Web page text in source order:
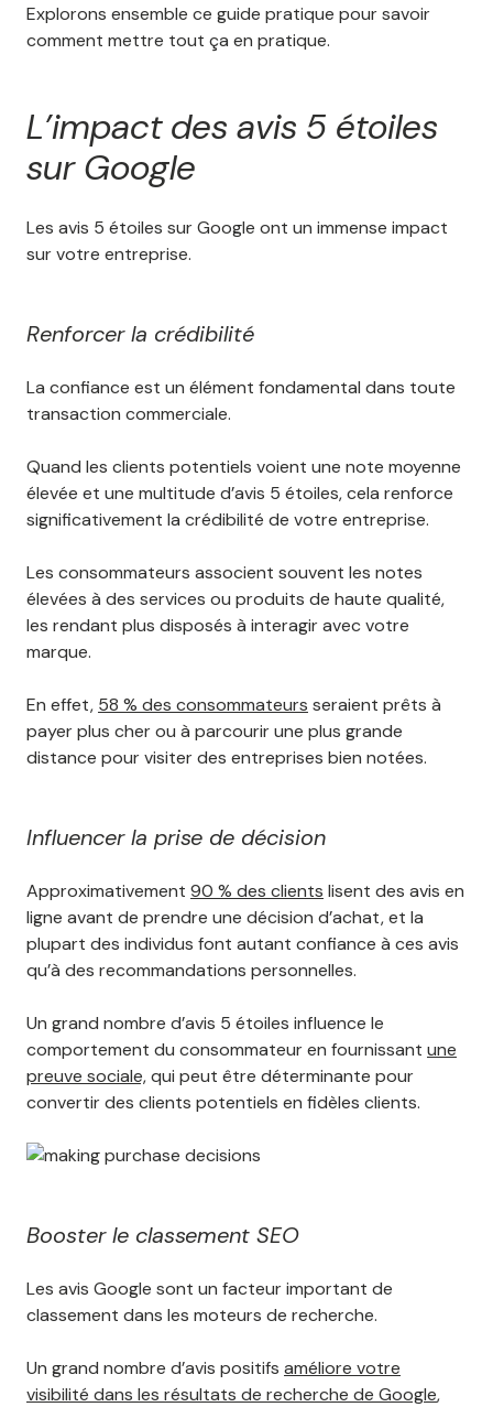
Explorons ensemble ce guide pratique pour savoir
comment mettre tout ça en pratique.
L’impact des avis 5 étoiles
sur Google
Les avis 5 étoiles sur Google ont un immense impact
sur votre entreprise.
Renforcer la crédibilité
La confiance est un élément fondamental dans toute
transaction commerciale.
Quand les clients potentiels voient une note moyenne
élevée et une multitude d’avis 5 étoiles, cela renforce
significativement la crédibilité de votre entreprise.
Les consommateurs associent souvent les notes
élevées à des services ou produits de haute qualité,
les rendant plus disposés à interagir avec votre
marque.
En effet, 58 % des consommateurs seraient prêts à
payer plus cher ou à parcourir une plus grande
distance pour visiter des entreprises bien notées.
Influencer la prise de décision
Approximativement 90 % des clients lisent des avis en
ligne avant de prendre une décision d’achat, et la
plupart des individus font autant confiance à ces avis
qu’à des recommandations personnelles.
Un grand nombre d’avis 5 étoiles influence le
comportement du consommateur en fournissant une
preuve sociale,qui peut être déterminante pour
convertir des clients potentiels en fidèles clients.
Booster le classement SEO
Les avis Google sont un facteur important de
classement dans les moteurs de recherche.
Un grand nombre d’avis positifs améliore votre
visibilité dans les résultats de recherche de Google,